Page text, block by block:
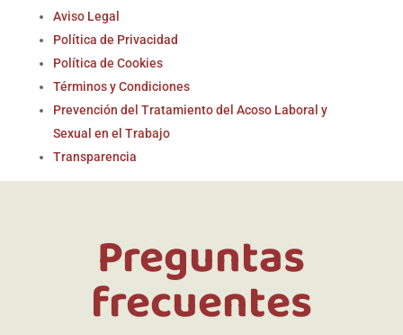
Aviso Legal
Política de Privacidad
Política de Cookies
Términos y Condiciones
Prevención del Tratamiento del Acoso Laboral y
Sexual en el Trabajo
Transparencia
Preguntas
frecuentes